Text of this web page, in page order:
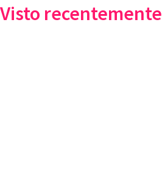
Visto recentemente